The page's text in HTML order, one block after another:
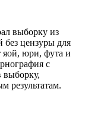
выборку из
без цензуры для
яой, юри, фута и
с
выборку,
результатам.